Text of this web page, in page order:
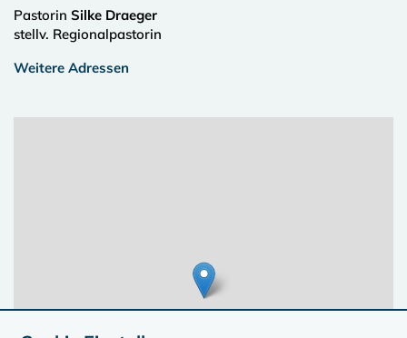
Pastorin Silke Draeger
stellv. Regionalpastorin
Weitere Adressen